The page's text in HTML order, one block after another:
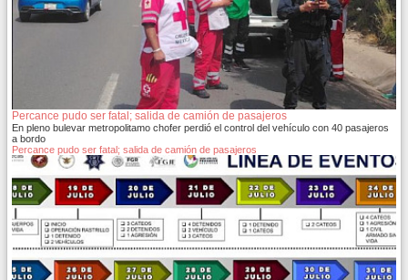
Percance pudo ser fatal; salida de camión de pasajeros
En pleno bulevar metropolitamo chofer perdió el control del vehículo con 40 pasajeros
a bordo
Percance pudo ser fatal; salida de camión de pasajeros